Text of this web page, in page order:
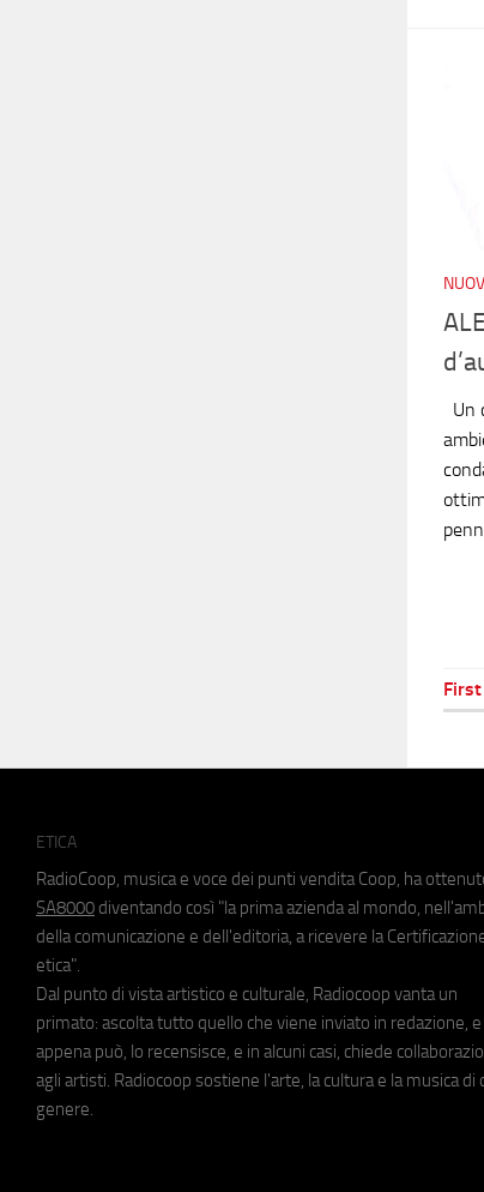
Un
First
ETICA
RadioCoop, musica e voce dei punti vendita Coop, ha
SA8000 diventando così "la prima azienda al mondo,
della comunicazione e dell'editoria, a ricevere la
etica".
Dal punto di vista artistico e culturale, Radiocoop vanta un
primato: ascolta tutto quello che viene inviato in redazione, e
appena può, lo recensisce, e in alcuni casi, chiede
agli artisti. Radiocoop sostiene l'arte, la cultura e la musica di
genere.